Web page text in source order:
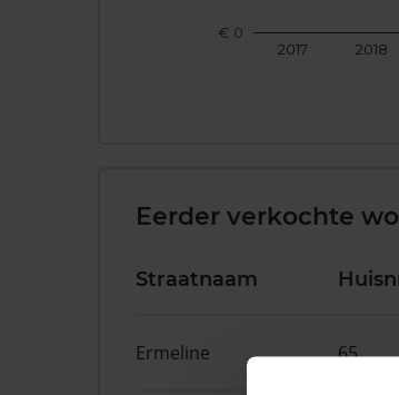
2017 2018
€ 0
Eerder verkochte
Straatnaam
Ermeline 65